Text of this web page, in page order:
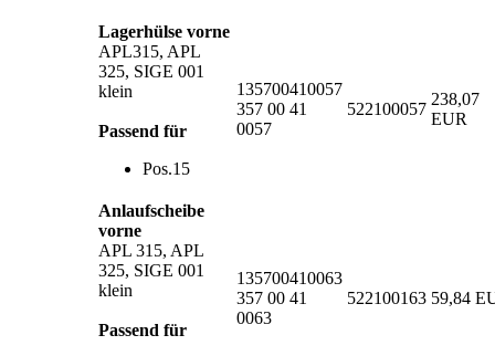
Lagerhülse vorne
APL315, APL
325, SIGE 001
klein
Passend für
Pos.15
135700410057
357 00 41
0057
522100057
238,07
EUR
Anlaufscheibe
vorne
APL 315, APL
325, SIGE 001
klein
Passend für
135700410063
357 00 41
0063
522100163 59,84